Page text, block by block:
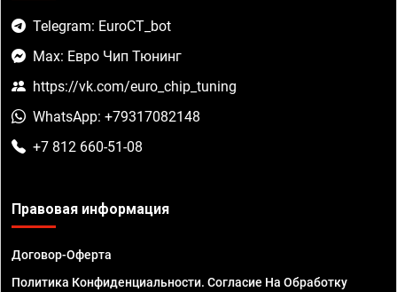
Telegram: EuroCT_bot
Max: Евро Чип Тюнинг
https://vk.com/euro_chip_tuning
WhatsApp: +79317082148
+7 812 660-51-08
Правовая информация
Договор-Оферта
Политика Конфиденциальности. Согласие На Обработку